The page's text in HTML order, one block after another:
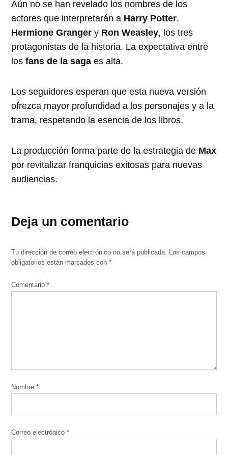
Aún no se han revelado los nombres de los
actores que interpretarán a Harry Potter,
Hermione Granger y Ron Weasley, los tres
protagonistas de la historia. La expectativa entre
losfans de la saga es alta.
Los seguidores esperan que esta nueva versión
ofrezca mayor profundidad a los personajes y a la
trama, respetando la esencia de los libros.
La producción forma parte de la estrategia de Max
por revitalizar franquicias exitosas para nuevas
audiencias.
Deja un comentario
Tu dirección de correo electrónico no será publicada. Los campos
obligatorios están marcados con*
Comentario*
Nombre*
Correo electrónico*